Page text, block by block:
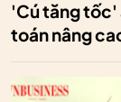
'Cú tăng tốc'
toán nâng